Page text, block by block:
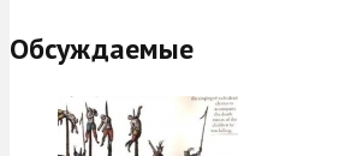
Обсуждаемые